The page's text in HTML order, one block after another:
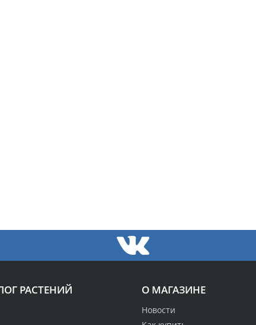
О МАГАЗИНЕ
Новости
РАСТЕНИЙ